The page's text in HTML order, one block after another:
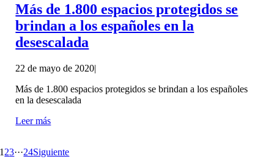
Más de 1.800 espacios protegidos se
brindan a los españoles en la
desescalada
22 de mayo de 2020|
Más de 1.800 espacios protegidos se brindan a los españoles
en la desescalada
Leer más
1 23···24Siguiente